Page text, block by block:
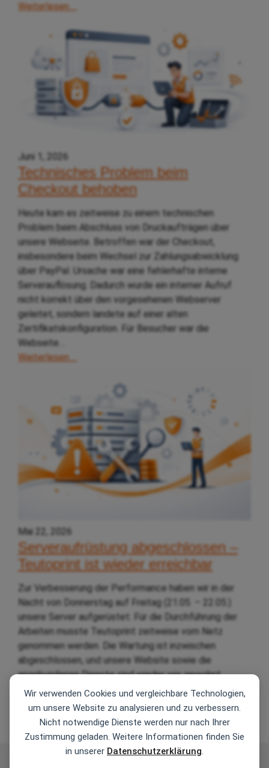
Wir verwenden Cookies und vergleichbare Technologien,
um unsere Website zu analysieren und zu verbessern.
Nicht notwendige Dienste werden nur nach Ihrer
Zustimmung geladen. Weitere Informationen finden Sie
in unserer Datenschutzerklärung.
Weiterlesen….
Juni 1, 2026
Technisches Problem beim
Checkout behoben
Heute kam es zeitweise zu einem technischen
Problem beim Abschluss von Druckaufträgen über
unsere Webseite. Betroffen war der Checkout,
insbesondere beim Wechsel zur Zahlungsabwicklung
über PayPal. Ursache war eine fehlerhafte interne
Serverauflösung. Dadurch wurde ein interner Aufruf
nicht korrekt über den vorgesehenen Webserver
geleitet, sondern landete auf einer alten
Zertifikatskonfiguration. Für Besucher war die
Webseite…
Weiterlesen….
Mai 22, 2026
Serveraufrüstung abgeschlossen –
Teutoprint ist wieder erreichbar
Zur Verbesserung der Performance haben wir in der
Nacht von Donnerstag auf Freitag (21.05. – 22.05.)
unsere Server aufgerüstet. Für die Durchführung der
Arbeiten musste Teutoprint zeitweise vom Netz
genommen werden. Die Wartung ist inzwischen
abgeschlossen, und unsere Website sowie die
angebundenen Dienste sind wieder wie gewohnt
erreichbar. Wir haben die Arbeiten bewusst in ein…
Weiterlesen….
… 9Nächste Seite